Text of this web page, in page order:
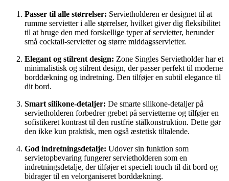
Passer til alle størrelser: Servietholderen er designet til at
rumme servietter i alle størrelser, hvilket giver dig fleksibilitet
til at bruge den med forskellige typer af servietter, herunder
små cocktail-servietter og større middagsservietter.
Elegant og stilrent design: Zone Singles Servietholder har et
minimalistisk og stilrent design, der passer perfekt til moderne
borddækning og indretning. Den tilføjer en subtil elegance til
dit bord.
Smart silikone-detaljer: De smarte silikone-detaljer på
servietholderen forbedrer grebet på servietterne og tilføjer en
sofistikeret kontrast til den rustfrie stålkonstruktion. Dette gør
den ikke kun praktisk, men også æstetisk tiltalende.
God indretningsdetalje: Udover sin funktion som
servietopbevaring fungerer servietholderen som en
indretningsdetalje, der tilføjer et specielt touch til dit bord og
bidrager til en velorganiseret borddækning.